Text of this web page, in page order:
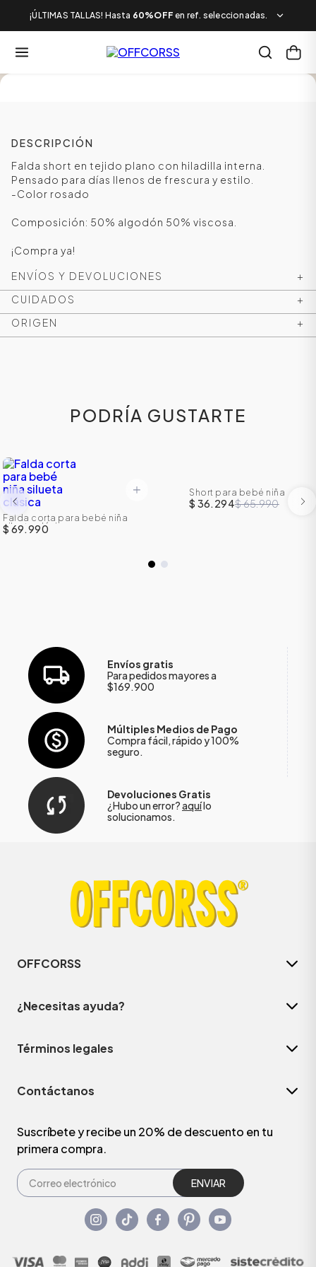
¡ÚLTIMAS TALLAS! Hasta 60%OFF en ref. seleccionadas.
DESCRIPCIÓN
Falda short en tejido plano con hiladilla interna.
Pensado para días llenos de frescura y estilo.
-Color rosado
Composición: 50% algodón 50% viscosa.
¡Compra ya!
ENVÍOS Y DEVOLUCIONES
+
CUIDADOS
+
ORIGEN
+
PODRÍA GUSTARTE
Falda corta para bebé niña
silueta clásica
$ 69.990
-45 %
Short para bebé niña
$ 36.294$ 65.990
Envíos gratis
Para pedidos mayores a
$169.900
Múltiples Medios de Pago
Compra fácil, rápido y 100%
seguro.
Devoluciones Gratis
¿Hubo un error?aquílo
solucionamos.
OFFCORSS
¿Necesitas ayuda?
Términos legales
Contáctanos
Suscríbete y recibe un 20% de descuento en tu
primera compra.
ENVIAR